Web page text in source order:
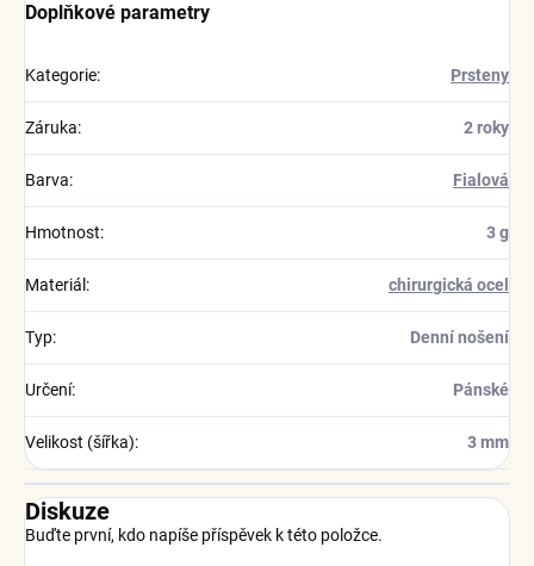
Doplňkové parametry
Kategorie: Prsteny
Záruka: 2 roky
Barva: Fialová
Hmotnost: 3 g
Materiál : chirurgická ocel
Typ: Denní nošení
Určení: Pánské
Velikost (šířka): 3 mm
Diskuze
Buďte první, kdo napíše příspěvek k této položce.